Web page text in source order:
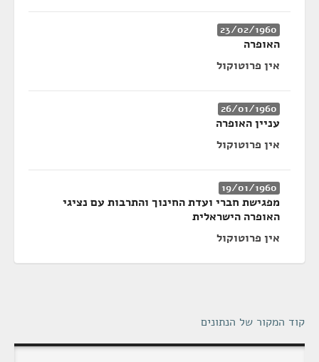
23/02/1960
האופרה
אין פרוטוקול
26/01/1960
עניין האופרה
אין פרוטוקול
19/01/1960
מפגישת חברי ועדת החינוך והתרבות עם נציגי
האופרה הישראלית
אין פרוטוקול
קוד המקור של הנתונים